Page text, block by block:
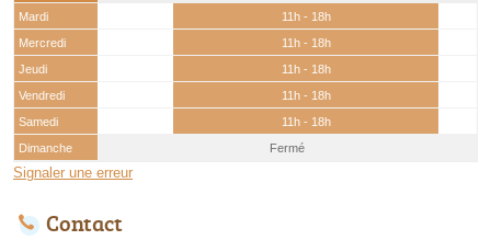
Mardi
11h - 18h
Mercredi
11h - 18h
Jeudi
11h - 18h
Vendredi
11h - 18h
Samedi
11h - 18h
Dimanche
Fermé
Signaler une erreur
Contact